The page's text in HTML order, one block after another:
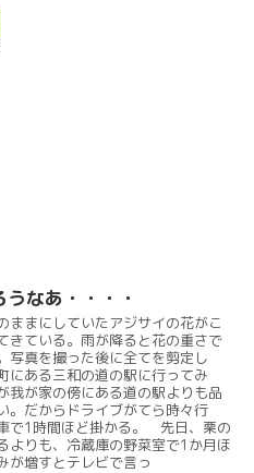
なあ・・・・
ままにしていたアジサイの花がこ
きている。雨が降ると花の重さで
写真を撮った後に全てを剪定し
ある三和の道の駅に行ってみ
我が家の傍にある道の駅よりも品
。だからドライブがてら時々行
で1時間ほど掛かる。 先日、栗の
よりも、冷蔵庫の野菜室で1か月ほ
が増すとテレビで言っ